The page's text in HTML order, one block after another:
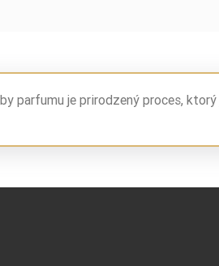
parfumu je prirodzený proces,